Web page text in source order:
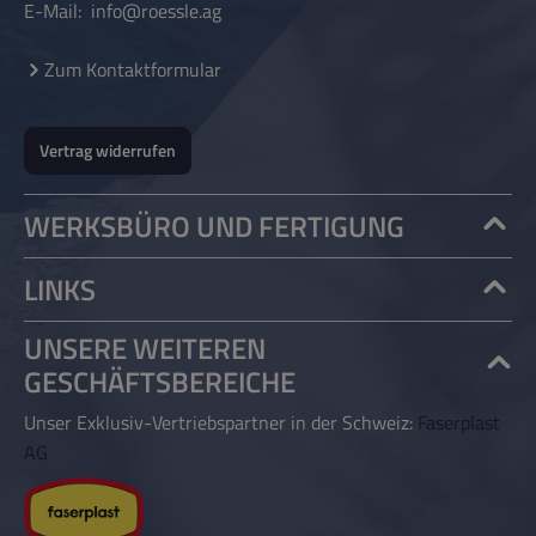
E-Mail: info@roessle.ag
Zum Kontaktformular
Vertrag widerrufen
WERKSBÜRO UND FERTIGUNG
LINKS
UNSERE WEITEREN
GESCHÄFTSBEREICHE
Unser Exklusiv-Vertriebspartner in der Schweiz: Faserplast
AG